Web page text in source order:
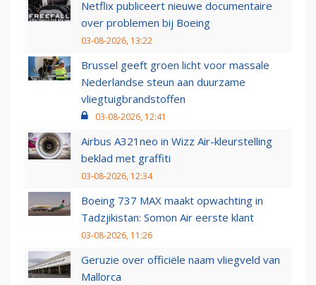
Netflix publiceert nieuwe documentaire
over problemen bij Boeing
03-08-2026, 13:22
Brussel geeft groen licht voor massale
Nederlandse steun aan duurzame
vliegtuigbrandstoffen
03-08-2026, 12:41
Airbus A321neo in Wizz Air-kleurstelling
beklad met graffiti
03-08-2026, 12:34
Boeing 737 MAX maakt opwachting in
Tadzjikistan: Somon Air eerste klant
03-08-2026, 11:26
Geruzie over officiële naam vliegveld van
Mallorca